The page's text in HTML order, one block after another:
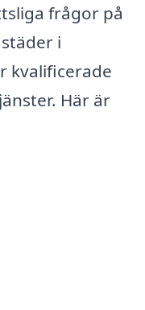
frågor på
i
kvalificerade
Här är